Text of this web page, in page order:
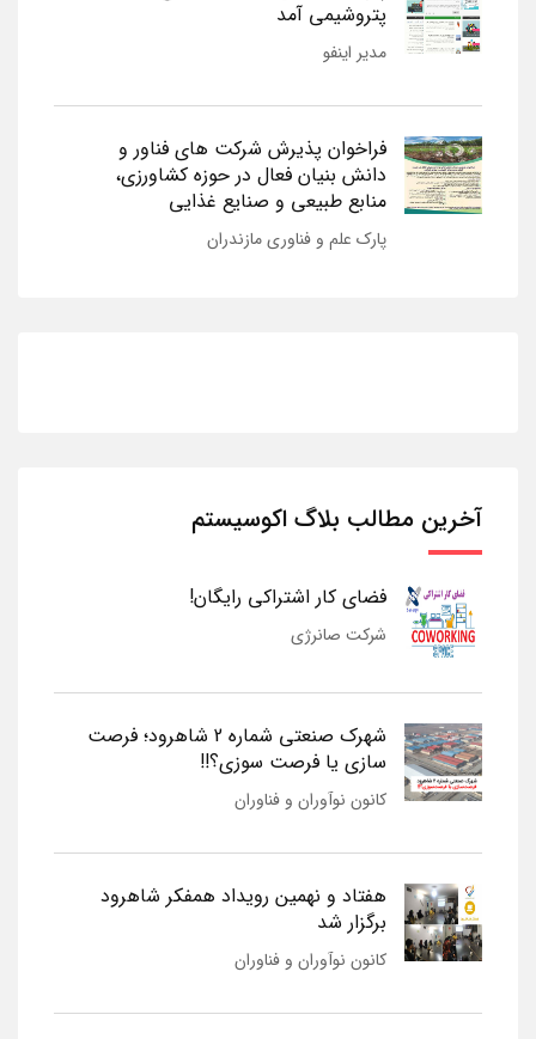
پتروشیمی آمد
مدیر اینفو
فراخوان پذیرش شرکت های فناور و
دانش بنیان فعال در حوزه کشاورزی،
منابع طبیعی و صنایع غذایی
پارک علم و فناوری مازندران
آخرین مطالب بلاگ اکوسیستم
فضای کار اشتراکی رایگان!
شرکت صانرژی
شهرک صنعتی شماره 2 شاهرود؛ فرصت
سازی یا فرصت سوزی؟!!
کانون نوآوران و فناوران
هفتاد و نهمین رویداد همفکر شاهرود
برگزار شد
کانون نوآوران و فناوران